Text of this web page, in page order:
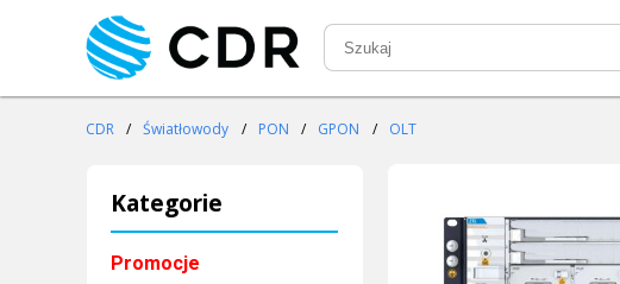
CDR / Światłowody / PON / GPON / OLT
Kategorie
Promocje